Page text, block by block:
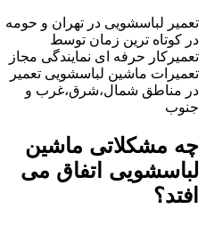
تعمیر لباسشویی در تهران و حومه
در کوتاه ترین زمان توسط
تعمیرکار حرفه ای نمایندگی مجاز
تعمیرات ماشین لباسشویی تعمیر
در مناطق شمال،شرق،غرب و
جنوب
چه مشکلاتی ماشین
لباسشویی اتفاق می
افتد؟